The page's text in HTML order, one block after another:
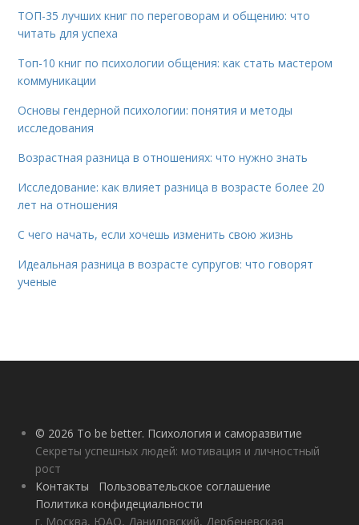
ТОП-35 лучших книг по переговорам и общению: что
читать для успеха
Топ-10 книг по психологии общения: как стать мастером
коммуникации
Основы гендерной психологии: понятия и методы
исследования
Возрастная разница в отношениях: что нужно знать
Исследование: как влияет разница в возрасте более 20
лет на отношения
С чего начать, если хочешь изменить свою жизнь
Идеальная разница в возрасте супругов: что говорят
ученые
© 2026 To be better. Психология и саморазвитие
Секреты успешных людей: мотивация и личностный
рост
Контакты
Пользовательское соглашение
Политика конфидециальности
г. Москва, ЮАО, Даниловский, Дербеневская